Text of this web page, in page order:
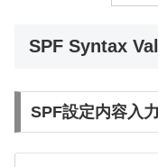
SPF Syntax
SPF設定内容入力